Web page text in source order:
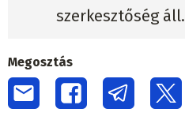
szerkesztőség áll.
Megosztás